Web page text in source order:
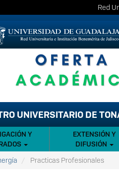
Red
UNIVERSITARIO DE
Y
EXTENSIÓN Y
DIFUSIÓN
Practicas Profesionales